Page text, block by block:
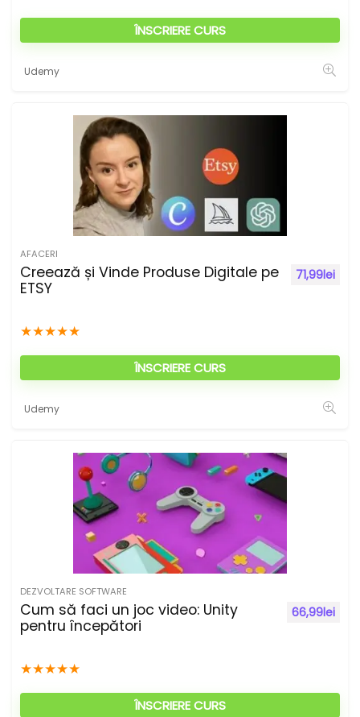
ÎNSCRIERE CURS
Udemy
AFACERI
Creează și Vinde Produse Digitale pe
ETSY
★★★★★
71,99lei
ÎNSCRIERE CURS
Udemy
DEZVOLTARE SOFTWARE
Cum să faci un joc video: Unity
pentru începători
★★★★★
66,99lei
ÎNSCRIERE CURS